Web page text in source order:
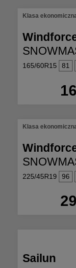
Klasa
165/60R15 81
Klasa
225/45R19 96
Sailun